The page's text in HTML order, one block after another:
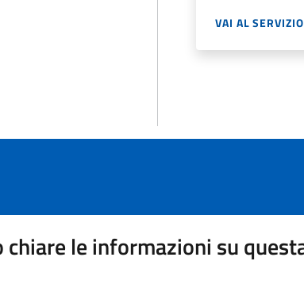
VAI AL SERVIZIO
chiare le informazioni su